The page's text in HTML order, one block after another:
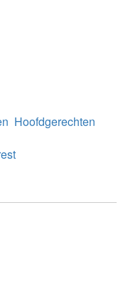
Hoofdgerechten